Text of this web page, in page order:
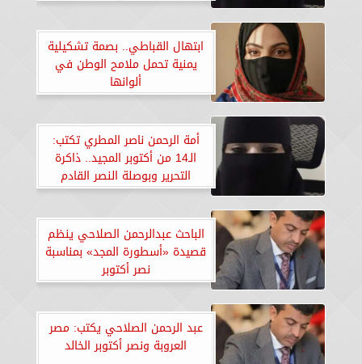
ابتهال القباطي.. بصمة تشكيلية
يمنية تحمل ملامح الوطن في
ألوانها
أمة الرحمن ناصر المطري تكتب:
الـ14 من أكتوبر المجيد.. ذاكرة
التحرير وبوصلة النصر القادم
الباحث عبدالرحمن الصلاحي ينظم
قصيدة «أسطورة المجد» بمناسبة
نصر أكتوبر
عبد الرحمن الصلاحي يكتب: مصر
العروبة ونصر أكتوبر الخالد